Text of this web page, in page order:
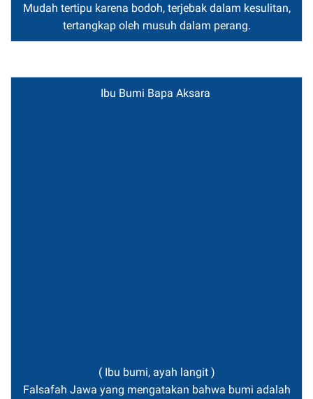
Mudah tertipu karena bodoh, terjebak dalam kesulitan,
tertangkap oleh musuh dalam perang.
Ibu Bumi Bapa Aksara
( Ibu bumi, ayah langit )
Falsafah Jawa yang mengatakan bahwa bumi adalah